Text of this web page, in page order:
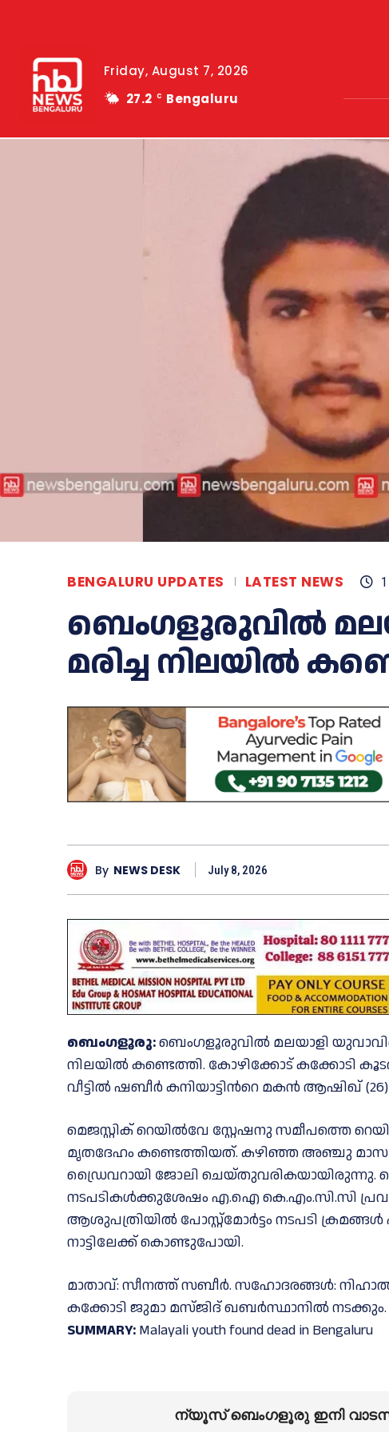
Friday, August 7, 2026
27.2 C Bengaluru
BENGALURU UPDATES LATEST NEWS 1
ബെംഗളൂരുവിൽ
മരിച്ച നിലയിൽ
By NEWS DESK July 8, 2026
ബെംഗളൂരു:ബെംഗളൂരുവിൽ മലയാളി യുവാവിനെ
നിലയിൽ കണ്ടെത്തി. കോഴിക്കോട് കക്കോടി
വീട്ടിൽ ഷബീർ കനിയാട്ടിന്‍റെ മകൻ ആഷിഖ്
മെജസ്റ്റിക് റെയിൽവേ സ്റ്റേഷനു സമീപത്തെ
മൃതദേഹം കണ്ടെത്തിയത്. കഴിഞ്ഞ അഞ്ചു
ഡ്രൈവറായി ജോലി ചെയ്തുവരികയായിരുന്നു.
നടപടികൾക്കുശേഷം എ.ഐ കെ.എം.സി.സി
ആശുപത്രിയിൽ പോസ്റ്റ്‌മോർട്ടം നടപടി
നാട്ടിലേക്ക് കൊണ്ടുപോയി.
മാതാവ്: സീനത്ത് സബീർ. സഹോദരങ്ങൾ:
കക്കോടി ജുമാ മസ്ജിദ് ഖബർസ്ഥാനിൽ നടക്കും.
SUMMARY: Malayali youth found dead in Bengaluru
ന്യൂസ് ബെംഗളൂരു ഇനി